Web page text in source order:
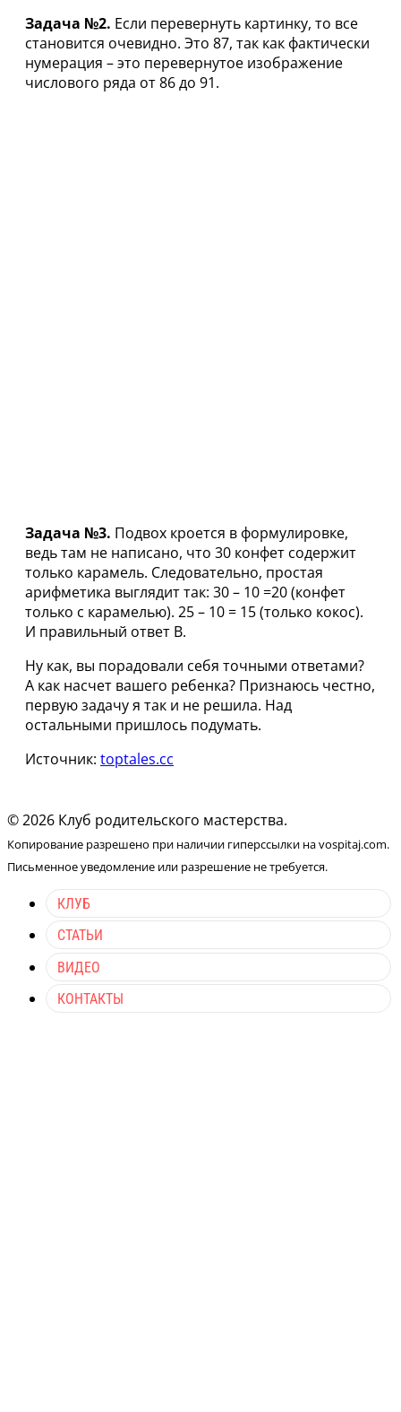
Задача №2. Если перевернуть картинку, то все
становится очевидно. Это 87, так как фактически
нумерация – это перевернутое изображение
числового ряда от 86 до 91.
Задача №3. Подвох кроется в формулировке,
ведь там не написано, что 30 конфет содержит
только карамель. Следовательно, простая
арифметика выглядит так: 30 – 10 =20 (конфет
только с карамелью). 25 – 10 = 15 (только кокос).
И правильный ответ B.
Ну как, вы порадовали себя точными ответами?
А как насчет вашего ребенка? Признаюсь честно,
первую задачу я так и не решила. Над
остальными пришлось подумать.
Источник: toptales.cc
© 2026 Клуб родительского мастерства.
Копирование разрешено при наличии гиперссылки на vospitaj.com.
Письменное уведомление или разрешение не требуется.
КЛУБ
СТАТЬИ
ВИДЕО
КОНТАКТЫ